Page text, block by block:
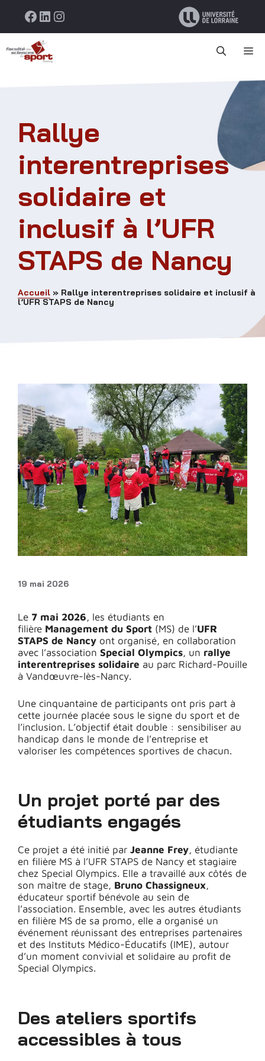
Facebook
LinkedIn
Instagram
Rallye
interentreprises
solidaire et
inclusif à l’UFR
STAPS de Nancy
Accueil » Rallye interentreprises solidaire et inclusif à
l’UFR STAPS de Nancy
19 mai 2026
Le 7 mai 2026, les étudiants en
filière Management du Sport (MS) de l’UFR
STAPS de Nancy ont organisé, en collaboration
avec l’association Special Olympics, un rallye
interentreprises solidaire au parc Richard-Pouille
à Vandœuvre-lès-Nancy.
Une cinquantaine de participants ont pris part à
cette journée placée sous le signe du sport et de
l’inclusion. L’objectif était double : sensibiliser au
handicap dans le monde de l’entreprise et
valoriser les compétences sportives de chacun.
Un projet porté par des
étudiants engagés
Ce projet a été initié par Jeanne Frey, étudiante
en filière MS à l’UFR STAPS de Nancy et stagiaire
chez Special Olympics. Elle a travaillé aux côtés de
son maître de stage, Bruno Chassigneux,
éducateur sportif bénévole au sein de
l’association. Ensemble, avec les autres étudiants
en filière MS de sa promo, elle a organisé un
événement réunissant des entreprises partenaires
et des Instituts Médico-Éducatifs (IME), autour
d’un moment convivial et solidaire au profit de
Special Olympics.
Des ateliers sportifs
accessibles à tous